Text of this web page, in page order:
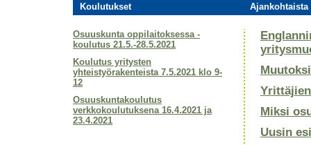
Koulutukset Ajankohtaista
Osuuskunta oppilaitoksessa -
koulutus 21.5.-28.5.2021
Koulutus yritysten
yhteistyörakenteista 7.5.2021 klo 9-
12
Osuuskuntakoulutus
verkkokoulutuksena 16.4.2021 ja
23.4.2021
Miksi
Uusin